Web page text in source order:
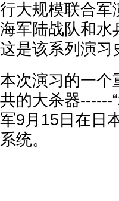
行大规模联合军
海军陆战队和水
这是该系列演习
本次演习的一个
共的大杀器------
军9月15日在日
系统。